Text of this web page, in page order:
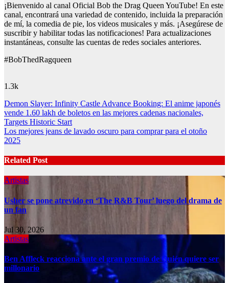
¡Bienvenido al canal Oficial Bob the Drag Queen YouTube! En este
canal, encontrará una variedad de contenido, incluida la preparación
de mí, la comedia de pie, los videos musicales y más. ¡Asegúrese de
suscribir y habilitar todas las notificaciones! Para actualizaciones
instantáneas, consulte las cuentas de redes sociales anteriores.
#BobThedRagqueen
1.3k
Post
navigation
Demon Slayer: Infinity Castle Advance Booking: El anime japonés
vende 1.60 lakh de boletos en las mejores cadenas nacionales,
Targets Historic Start
Los mejores jeans de lavado oscuro para comprar para el otoño
2025
Related Post
Artistas
Usher se pone atrevido en ‘The R&B Tour’ luego del drama de
un fan
Jul 30, 2026
Artistas
Ben Affleck reacciona ante el gran premio de Quién quiere ser
millonario